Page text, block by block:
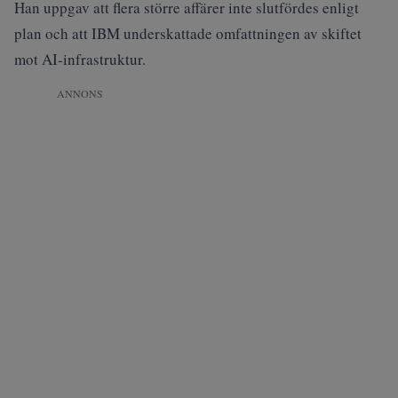
Han uppgav att flera större affärer inte slutfördes enligt
plan och att IBM underskattade omfattningen av skiftet
mot AI-infrastruktur.
ANNONS